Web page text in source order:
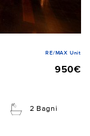
RE/MAX Unit
950€
2 Bagni